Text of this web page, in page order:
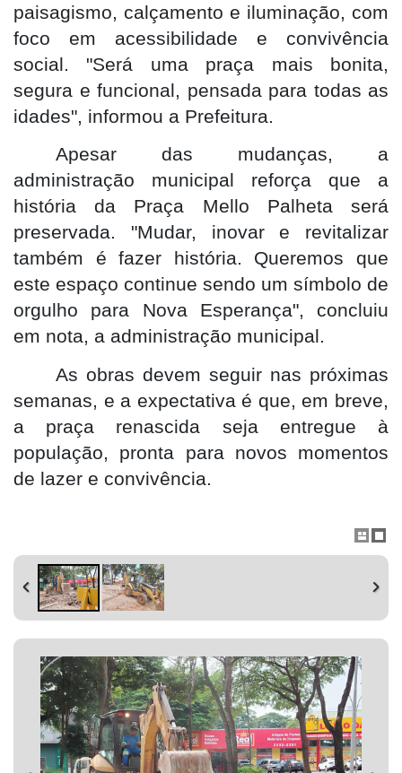
paisagismo, calçamento e iluminação, com
foco em acessibilidade e convivência
social. "Será uma praça mais bonita,
segura e funcional, pensada para todas as
idades", informou a Prefeitura.
Apesar das mudanças, a
administração municipal reforça que a
história da Praça Mello Palheta será
preservada. "Mudar, inovar e revitalizar
também é fazer história. Queremos que
este espaço continue sendo um símbolo de
orgulho para Nova Esperança", concluiu
em nota, a administração municipal.
As obras devem seguir nas próximas
semanas, e a expectativa é que, em breve,
a praça renascida seja entregue à
população, pronta para novos momentos
de lazer e convivência.